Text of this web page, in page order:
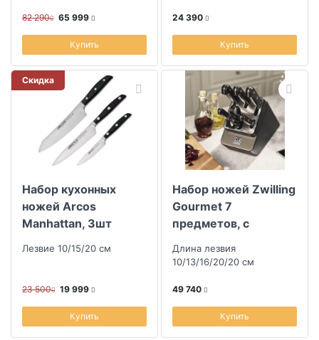
82 290 65 999
Купить
24 390
Купить
Скидка
Набор кухонных
ножей Arcos
Manhattan, 3шт
Лезвие 10/15/20 см
23 500 19 999
Купить
Набор ножей Zwilling
Gourmet 7
предметов, с
Длина лезвия
10/13/16/20/20 см
49 740
Купить